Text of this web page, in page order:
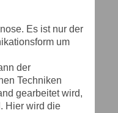
Es ist nur der
um
der
Techniken
gearbeitet wird,
Hier wird die